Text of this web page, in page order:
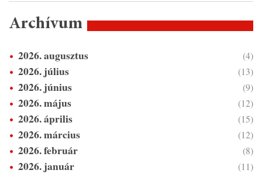
Archívum
2026. augusztus (4)
2026. július (13)
2026. június (9)
2026. május (12)
2026. április (15)
2026. március (12)
2026. február (8)
2026. január (11)